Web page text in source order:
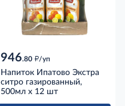
946.80 д/уп
Напиток Ипатово Экстра
ситро газированный,
500мл x 12 шт